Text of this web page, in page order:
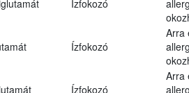
Ízfokozó
Ízfokozó
Arra
Ízfokozó
Arra